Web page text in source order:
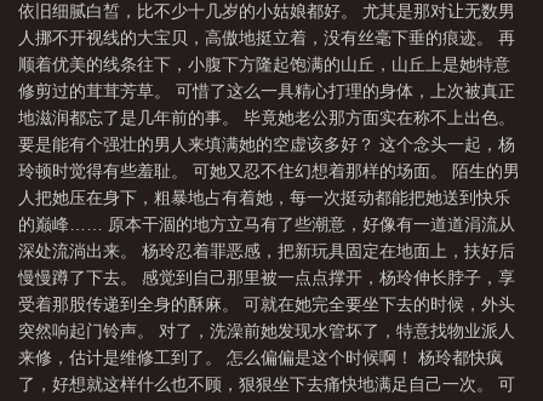
光 花开惊艳了时光唯美句子 花开耀眼 花开璀璨什么意思 花开惊艳时光
唯美句子 花开绚丽的意思是什么 花开璀璨免费阅读入口全文 花开璀璨杨玲
刘华免费阅读 花开璀璨全文目录大全 花开璀璨免费阅读全文 花开璀璨刘华
杨玲 花开烂漫时的意思 花开璀璨最新更新内容推荐 花开灿烂的说说
开璀璨大结局 花开璀璨的全部免费阅读 花开的灿烂下一句是什么 花开灿烂
下一句是什么 花开璀璨最新章节更新 花开璀璨(撩人的意外) 花开璀璨芷晴
免费阅读 花开璀璨刘华杨玲最新章节全文 花开烂漫什么意思 花开璀璨王大
开灿烂时是什么意思 璀璨人生和花开半夏哪个好看 花开璀璨主角刘华 花开
灿烂好还是花开烂漫好 花开灿烂 花开璀璨刘华杨玲在哪可以看 花开绚烂的
诗句
依旧细腻白皙，比不少十几岁的小姑娘都好。 尤其是那对让无数男
人挪不开视线的大宝贝，高傲地挺立着，没有丝毫下垂的痕迹。 再
顺着优美的线条往下，小腹下方隆起饱满的山丘，山丘上是她特意
修剪过的茸茸芳草。 可惜了这么一具精心打理的身体，上次被真正
地滋润都忘了是几年前的事。 毕竟她老公那方面实在称不上出色。
要是能有个强壮的男人来填满她的空虚该多好？ 这个念头一起，杨
玲顿时觉得有些羞耻。 可她又忍不住幻想着那样的场面。 陌生的男
人把她压在身下，粗暴地占有着她，每一次挺动都能把她送到快乐
的巅峰…… 原本干涸的地方立马有了些潮意，好像有一道道涓流从
深处流淌出来。 杨玲忍着罪恶感，把新玩具固定在地面上，扶好后
慢慢蹲了下去。 感觉到自己那里被一点点撑开，杨玲伸长脖子，享
受着那股传递到全身的酥麻。 可就在她完全要坐下去的时候，外头
突然响起门铃声。 对了，洗澡前她发现水管坏了，特意找物业派人
来修，估计是维修工到了。 怎么偏偏是这个时候啊！ 杨玲都快疯
了，好想就这样什么也不顾，狠狠坐下去痛快地满足自己一次。 可